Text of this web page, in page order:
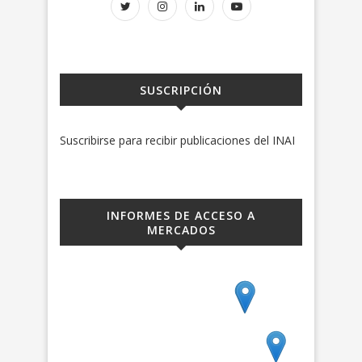
SUSCRIPCIÓN
Suscribirse para recibir publicaciones del INAI
INFORMES DE ACCESO A
MERCADOS